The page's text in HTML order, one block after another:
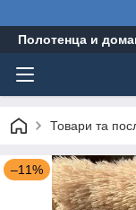
Полотенца и
Товари та
–11%